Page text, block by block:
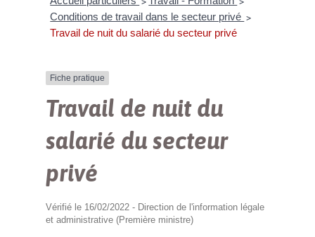
Conditions de travail dans le secteur privé >
Travail de nuit du salarié du secteur privé
Fiche pratique
Travail de nuit du
salarié du secteur
privé
Vérifié le 16/02/2022 - Direction de l'information légale
et administrative (Première ministre)